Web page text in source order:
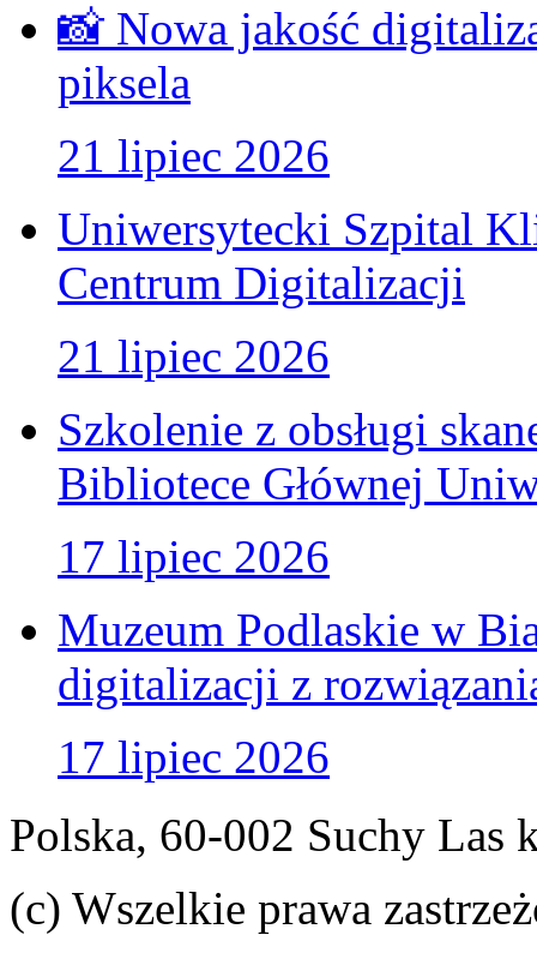
📸 Nowa jakość
piksela
21 lipiec 2026
Uniwersytecki Szpital
Centrum Digitalizacji
21 lipiec 2026
Szkolenie z obsługi
Bibliotece Głównej
17 lipiec 2026
Muzeum Podlaskie w
digitalizacji z
17 lipiec 2026
Polska, 60-002 Suchy Las
(c) Wszelkie prawa